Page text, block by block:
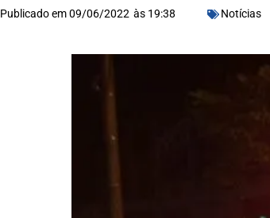
Publicado em09/06/2022 às 19:38 Notícias